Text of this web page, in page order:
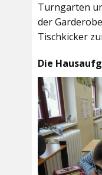
Turngarten
der
Tischkicker
Die